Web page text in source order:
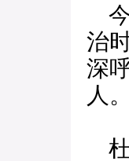
今
治
深
人。
杜